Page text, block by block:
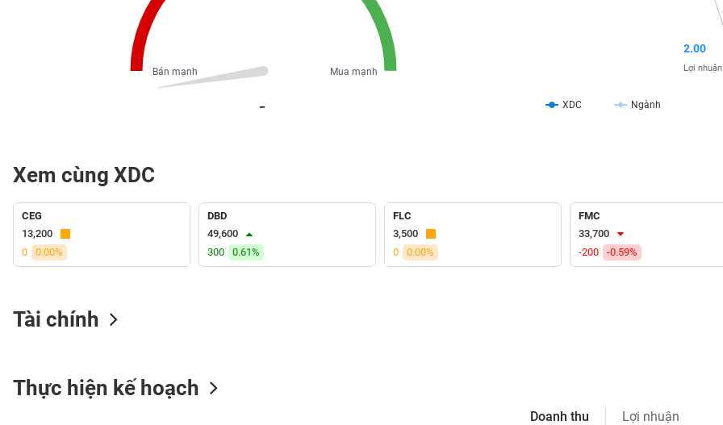
Mua mạnh
Bán mạnh
XDC Ngành
2.00
Lợi nhuận
Xem cùng XDC
CEG
13,200
0
0.00%
DBD
49,600
300
0.61%
FLC
3,500
0
0.00%
FMC
33,700
-200
-0.59%
Tài chính
Thực hiện kế hoạch
Doanh thu Lợi nhuận
Ngành
(-)
VS-
SECTOR